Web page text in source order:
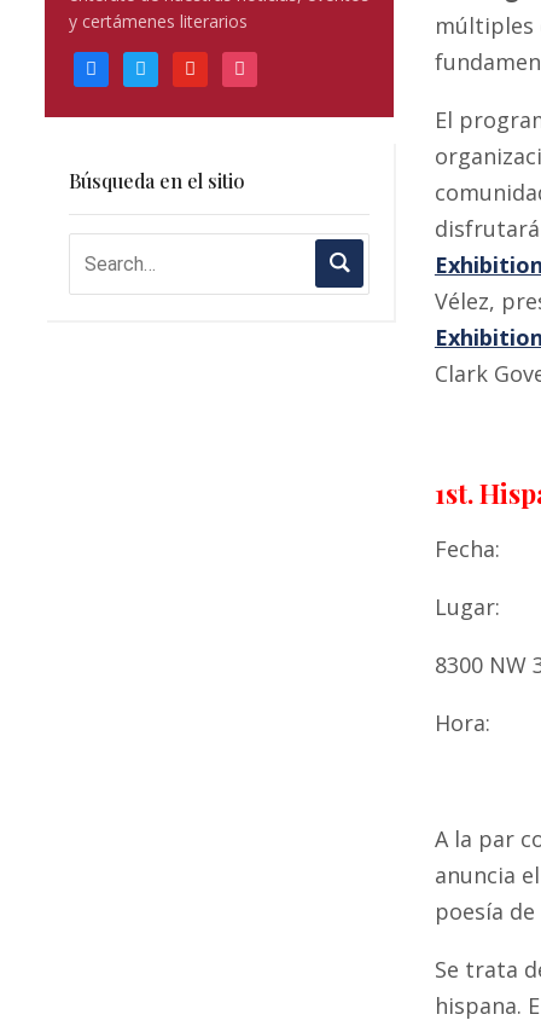
y certámenes literarios
facebooktwitter youtube instagram
Búsqueda en el sitio
múltiples
El
Exhibition
Vélez,
Exhibition
Clark
1st.
Fecha:
Lugar:
8300 NW
Hora:
A la par
anuncia el
poesía
Se trata
hispana.